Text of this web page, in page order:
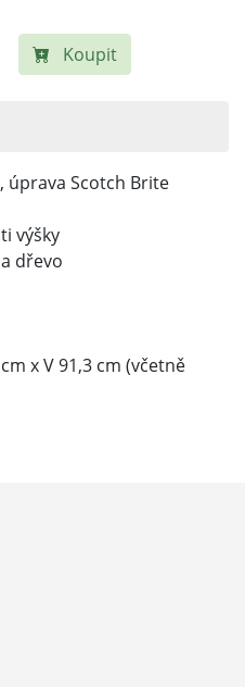
Koupit
úprava Scotch Brite
výšky
dřevo
x V 91,3 cm (včetně